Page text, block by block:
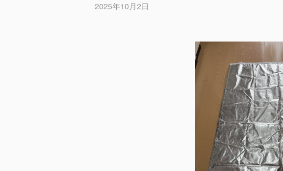
2025年10月2日